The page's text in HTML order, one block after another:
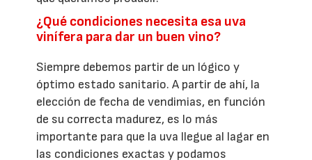
¿Qué condiciones necesita esa uva
vinífera para dar un buen vino?
Siempre debemos partir de un lógico y
óptimo estado sanitario. A partir de ahí, la
elección de fecha de vendimias, en función
de su correcta madurez, es lo más
importante para que la uva llegue al lagar en
las condiciones exactas y podamos